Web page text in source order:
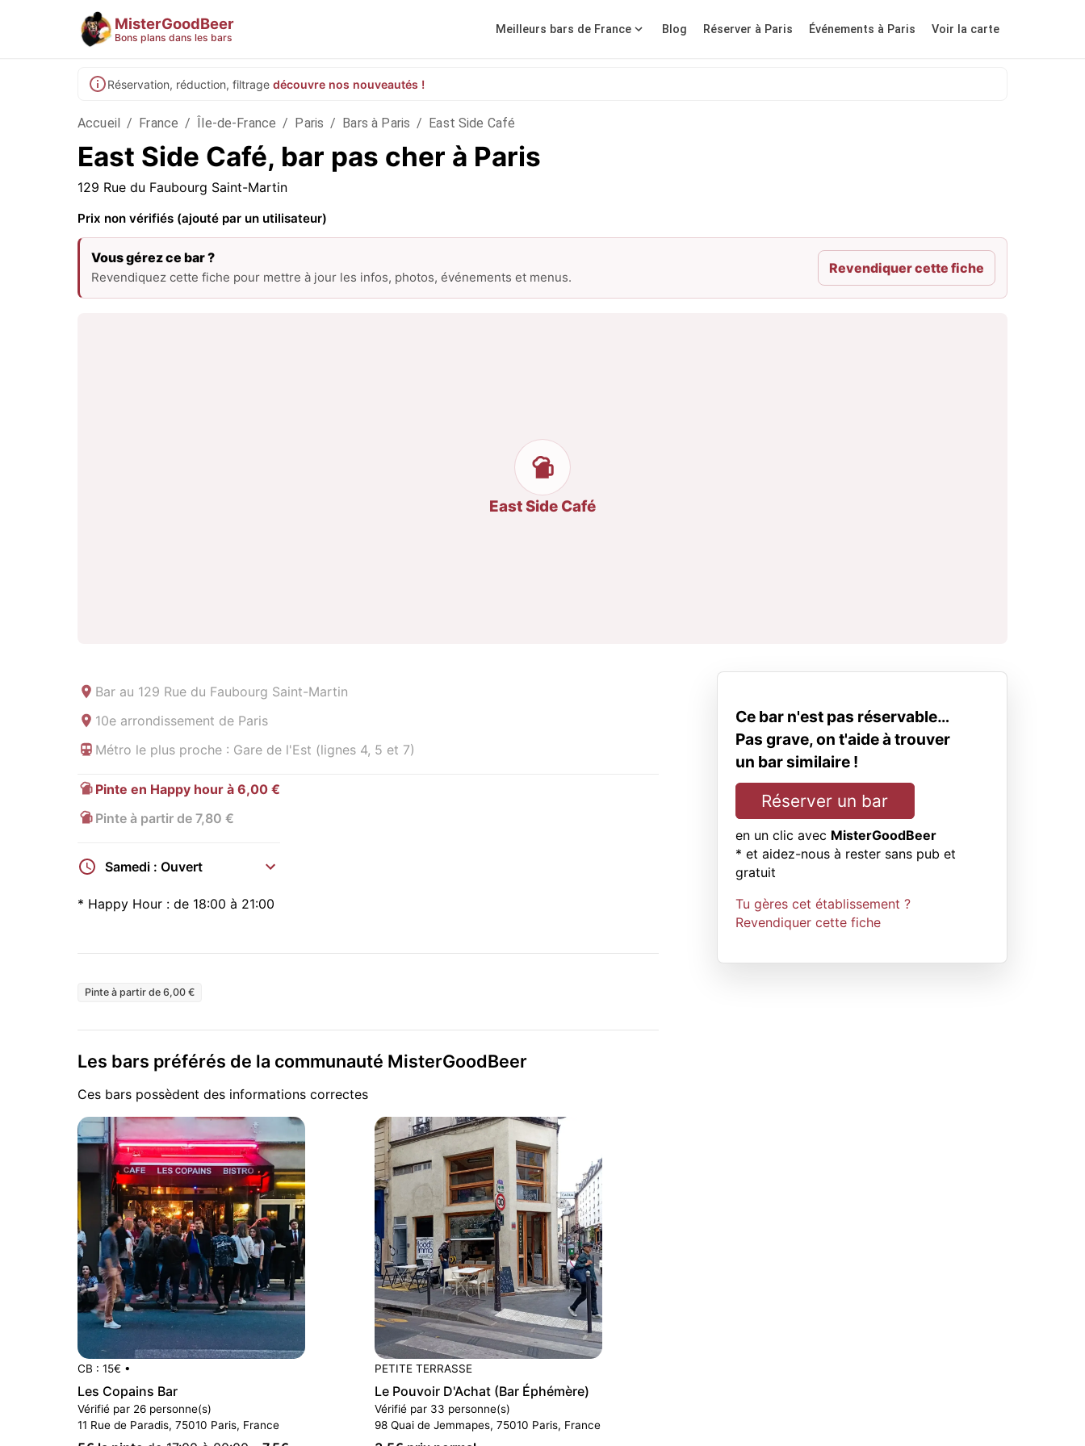
MisterGoodBeer
Bons plans dans les bars
Meilleurs bars de France Blog Réserver à Paris Événements à Paris Voir la carte
Réservation, réduction, filtrage découvre nos nouveautés !
Accueil / France / Île-de-France / Paris / Bars à Paris / East Side Café
East Side Café, bar pas cher à Paris
129 Rue du Faubourg Saint-Martin
Prix non vérifiés (ajouté par un utilisateur)
Vous gérez ce bar ?
Revendiquez cette fiche pour mettre à jour les infos, photos, événements et menus.
Revendiquer cette fiche
East Side Café
Bar au 129 Rue du Faubourg Saint-Martin
10e arrondissement de Paris
Métro le plus proche : Gare de l'Est (lignes 4, 5 et 7)
Pinte en Happy hour à 6,00 €
Pinte à partir de 7,80 €
Samedi : Ouvert
* Happy Hour : de 18:00 à 21:00
Pinte à partir de 6,00 €
Les bars préférés de la communauté MisterGoodBeer
Ces bars possèdent des informations correctes
CB : 15€ •
Les Copains Bar
Vérifié par 26 personne(s)
11 Rue de Paradis, 75010 Paris, France
PETITE TERRASSE
Le Pouvoir D'Achat (Bar Éphémère)
Vérifié par 33 personne(s)
98 Quai de Jemmapes, 75010 Paris, France
Ce bar n'est pas réservable…
Pas grave, on t'aide à trouver
un bar similaire !
Réserver un bar
en un clic avec MisterGoodBeer
* et aidez-nous à rester sans pub et
gratuit
Tu gères cet établissement ?
Revendiquer cette fiche